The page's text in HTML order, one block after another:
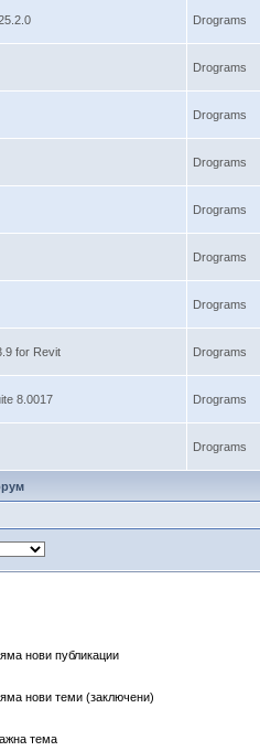
Drograms
Drograms
Drograms
Drograms
Drograms
Drograms
Drograms
for Revit Drograms
8.0017 Drograms
Drograms
нови публикации
нови теми (заключени)
тема